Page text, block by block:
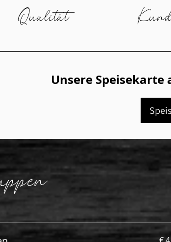
Qualität
Unsere